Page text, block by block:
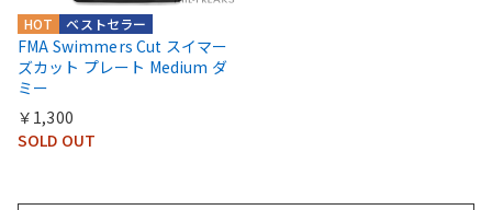
ベストセラー
HOT
FMA Swimmers Cut スイマー
ズカット プレート Medium ダ
ミー
￥1,300
SOLD OUT